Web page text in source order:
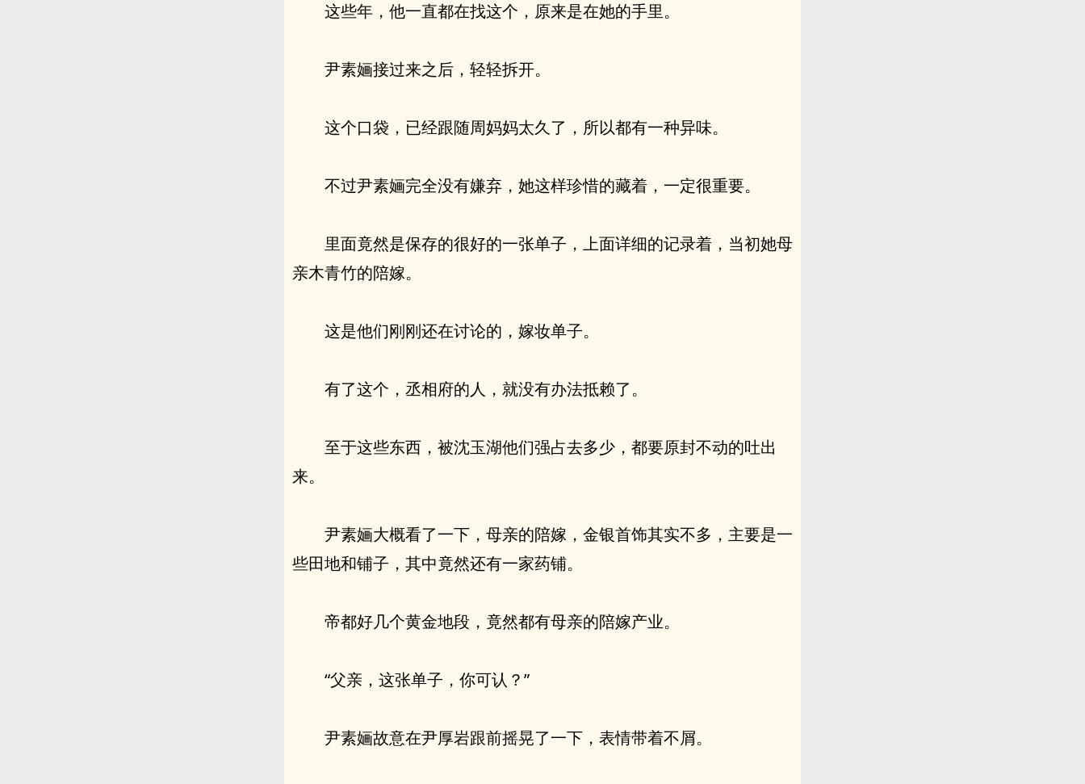
这些年，他一直都在找这个，原来是在她的手里。
尹素婳接过来之后，轻轻拆开。
这个口袋，已经跟随周妈妈太久了，所以都有一种异味。
不过尹素婳完全没有嫌弃，她这样珍惜的藏着，一定很重要。
里面竟然是保存的很好的一张单子，上面详细的记录着，当初她母
亲木青竹的陪嫁。
这是他们刚刚还在讨论的，嫁妆单子。
有了这个，丞相府的人，就没有办法抵赖了。
至于这些东西，被沈玉湖他们强占去多少，都要原封不动的吐出
来。
尹素婳大概看了一下，母亲的陪嫁，金银首饰其实不多，主要是一
些田地和铺子，其中竟然还有一家药铺。
帝都好几个黄金地段，竟然都有母亲的陪嫁产业。
“父亲，这张单子，你可认？”
尹素婳故意在尹厚岩跟前摇晃了一下，表情带着不屑。